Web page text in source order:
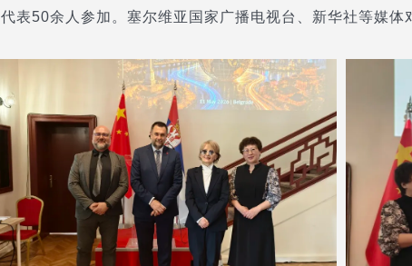
代表50余人参加。塞尔维亚国家广播电视台、新华社等媒体